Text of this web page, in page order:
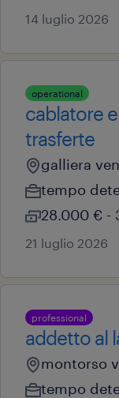
14 luglio 2026
operational
cablatore
trasferte
galliera
tempo
28.000 € -
21 luglio 2026
professional
addetto al
montorso
tempo